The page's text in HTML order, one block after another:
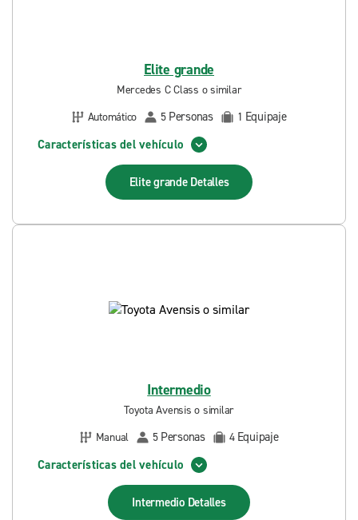
Elite grande
Mercedes C Class o similar
Automático
5 Personas 1 Equipaje
Características del vehículo
Elite grande Detalles
Intermedio
Toyota Avensis o similar
Manual
5 Personas 4 Equipaje
Características del vehículo
Intermedio Detalles